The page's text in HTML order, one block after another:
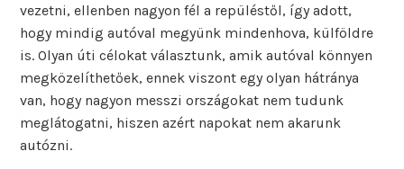
vezetni, ellenben nagyon fél a repüléstől, így adott,
hogy mindig autóval megyünk mindenhova, külföldre
is. Olyan úti célokat választunk, amik autóval könnyen
megközelíthetőek, ennek viszont egy olyan hátránya
van, hogy nagyon messzi országokat nem tudunk
meglátogatni, hiszen azért napokat nem akarunk
autózni.